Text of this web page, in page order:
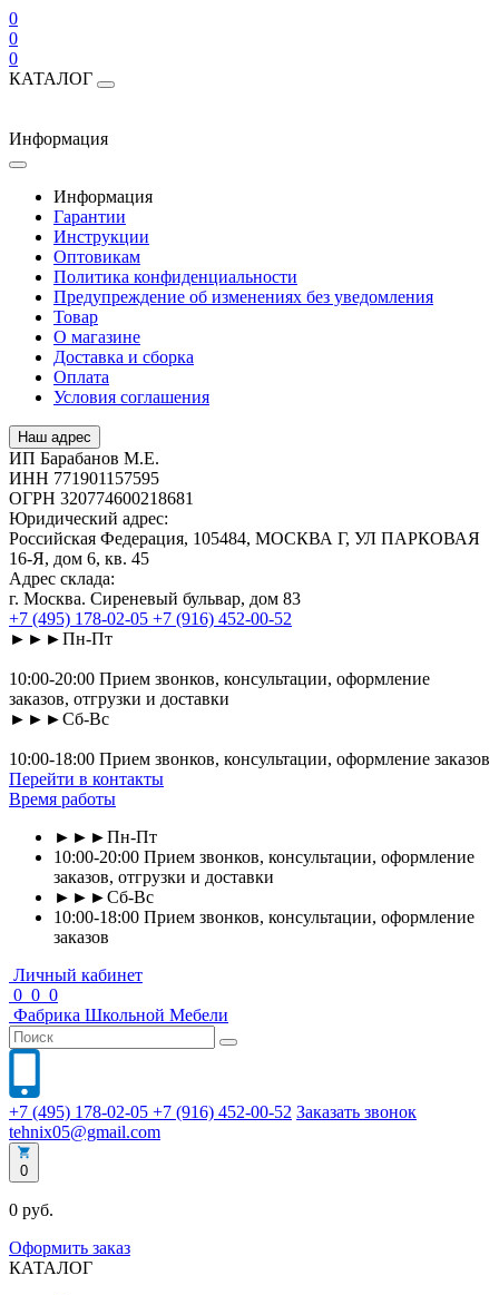
0
0
0
КАТАЛОГ
Информация
Информация
Гарантии
Инструкции
Оптовикам
Политика конфиденциальности
Предупреждение об изменениях без уведомления
Товар
О магазине
Доставка и сборка
Оплата
Условия соглашения
Наш адрес
ИП Барабанов М.Е.
ИНН 771901157595
ОГРН 320774600218681
Юридический адрес:
Российская Федерация, 105484, МОСКВА Г, УЛ ПАРКОВАЯ
16-Я, дом 6, кв. 45
Адрес склада:
г. Москва. Сиреневый бульвар, дом 83
+7 (495) 178-02-05 +7 (916) 452-00-52
►►►Пн-Пт
10:00-20:00 Прием звонков, консультации, оформление
заказов, отгрузки и доставки
►►►Сб-Вс
10:00-18:00 Прием звонков, консультации, оформление заказов
Перейти в контакты
Время работы
►►►Пн-Пт
10:00-20:00 Прием звонков, консультации, оформление
заказов, отгрузки и доставки
►►►Сб-Вс
10:00-18:00 Прием звонков, консультации, оформление
заказов
Личный кабинет
0 0 0
Фабрика Школьной Мебели
+7 (495) 178-02-05 +7 (916) 452-00-52 Заказать звонок
tehnix05@gmail.com
0
0 руб.
Оформить заказ
КАТАЛОГ